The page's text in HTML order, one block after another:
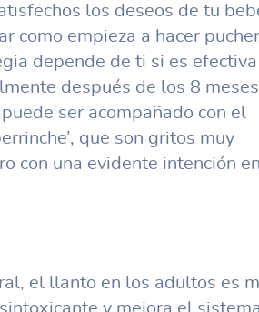
los deseos de tu
como empieza a hacer
depende de ti si es efectiva
después de los 8 meses
ser acompañado con el
que son gritos muy
con una evidente intención
el llanto en los adultos es
y mejora el sistema